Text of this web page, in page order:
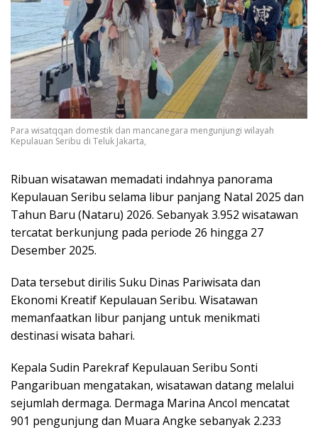
Para wisatqqan domestik dan mancanegara mengunjungi wilayah
Kepulauan Seribu di Teluk Jakarta,
Ribuan wisatawan memadati indahnya panorama
Kepulauan Seribu selama libur panjang Natal 2025 dan
Tahun Baru (Nataru) 2026. Sebanyak 3.952 wisatawan
tercatat berkunjung pada periode 26 hingga 27
Desember 2025.
Data tersebut dirilis Suku Dinas Pariwisata dan
Ekonomi Kreatif Kepulauan Seribu. Wisatawan
memanfaatkan libur panjang untuk menikmati
destinasi wisata bahari.
Kepala Sudin Parekraf Kepulauan Seribu Sonti
Pangaribuan mengatakan, wisatawan datang melalui
sejumlah dermaga. Dermaga Marina Ancol mencatat
901 pengunjung dan Muara Angke sebanyak 2.233